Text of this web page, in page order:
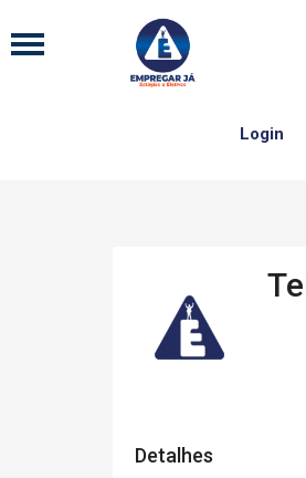
Login
Detalhes